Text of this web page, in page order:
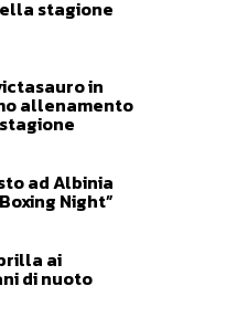
stagione
in
allenamento
ad Albinia
Night”
ai
di nuoto